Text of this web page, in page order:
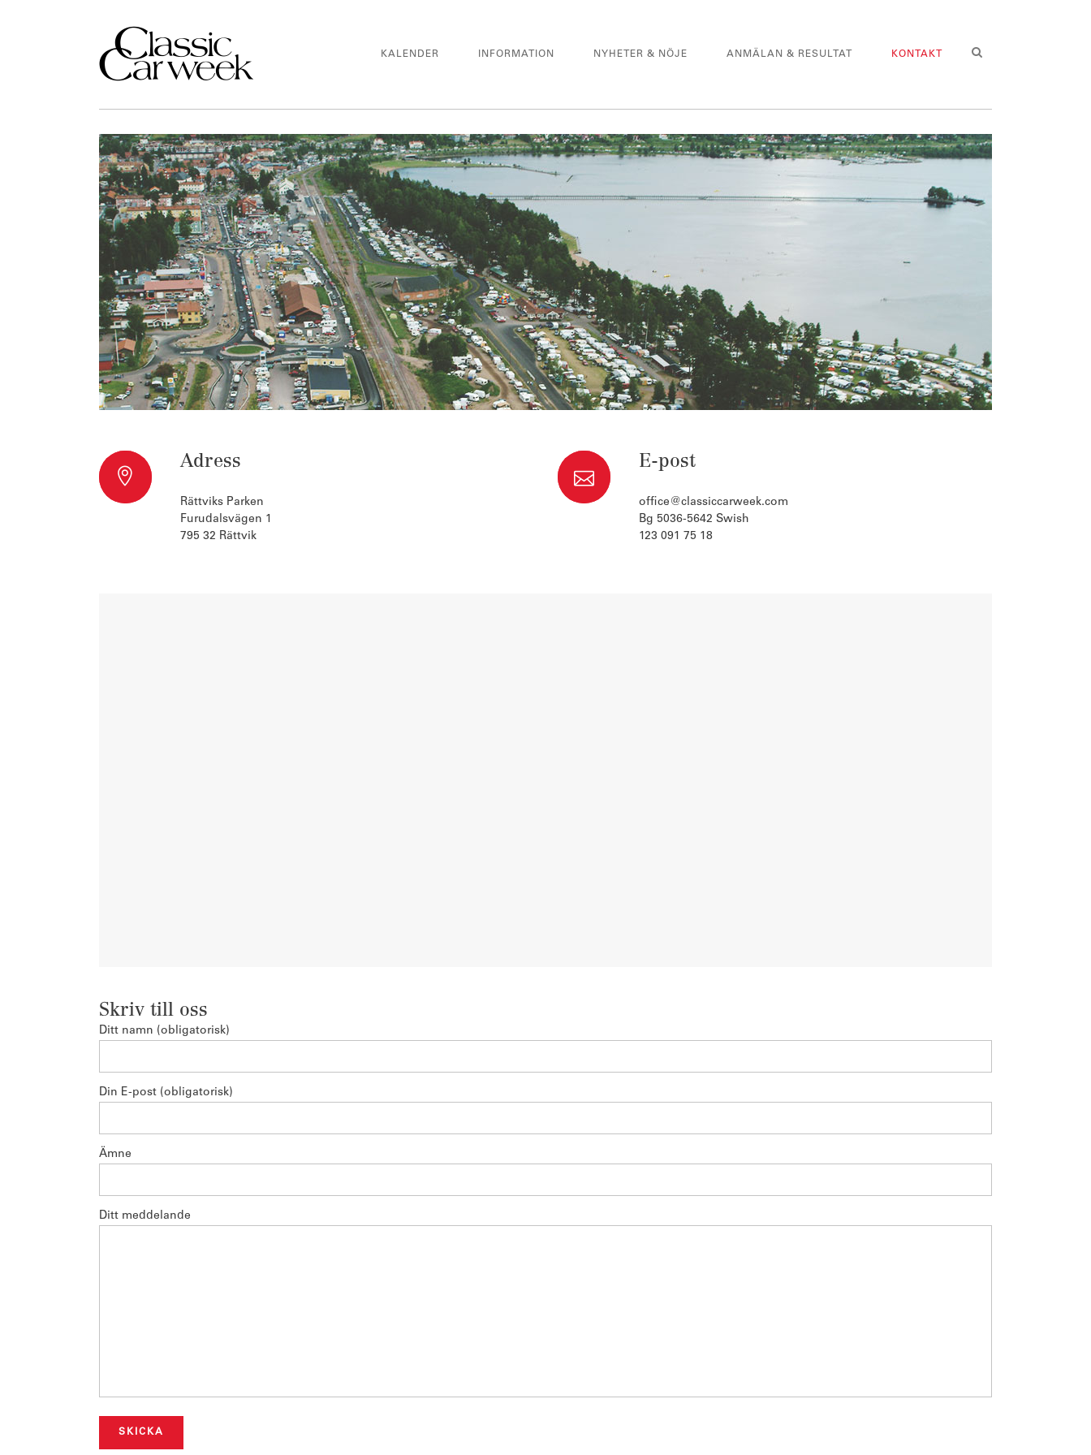
KALENDER INFORMATION NYHETER & NÖJE ANMÄLAN & RESULTAT KONTAKT
Adress
Rättviks Parken
Furudalsvägen 1
795 32 Rättvik
E-post
office@classiccarweek.com
Bg 5036-5642 Swish
123 091 75 18
Skriv till oss
Ditt namn (obligatorisk)
Din E-post (obligatorisk)
Ämne
Ditt meddelande